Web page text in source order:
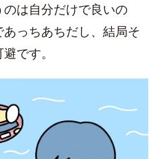
は自分だけで良いの
っちあちだし、結局そ
です。